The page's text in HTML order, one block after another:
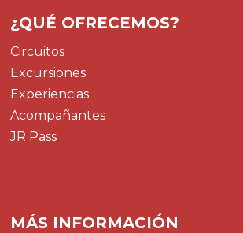
¿QUÉ OFRECEMOS?
Circuitos
Excursiones
Experiencias
Acompañantes
JR Pass
MÁS INFORMACIÓN